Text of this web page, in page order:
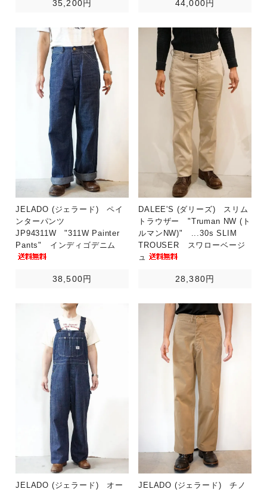
35,200円 44,000円
JELADO (ジェラード) ペイ
ンターパンツ
JP94311W "311W Painter
Pants" インディゴデニム
38,500円
DALEE'S (ダリーズ) スリム
トラウザー "Truman NW (ト
ルマンNW)" ...30s SLIM
TROUSER スワローベージ
ュ
28,380円
JELADO (ジェラード) オー
JELADO (ジェラード) チノ